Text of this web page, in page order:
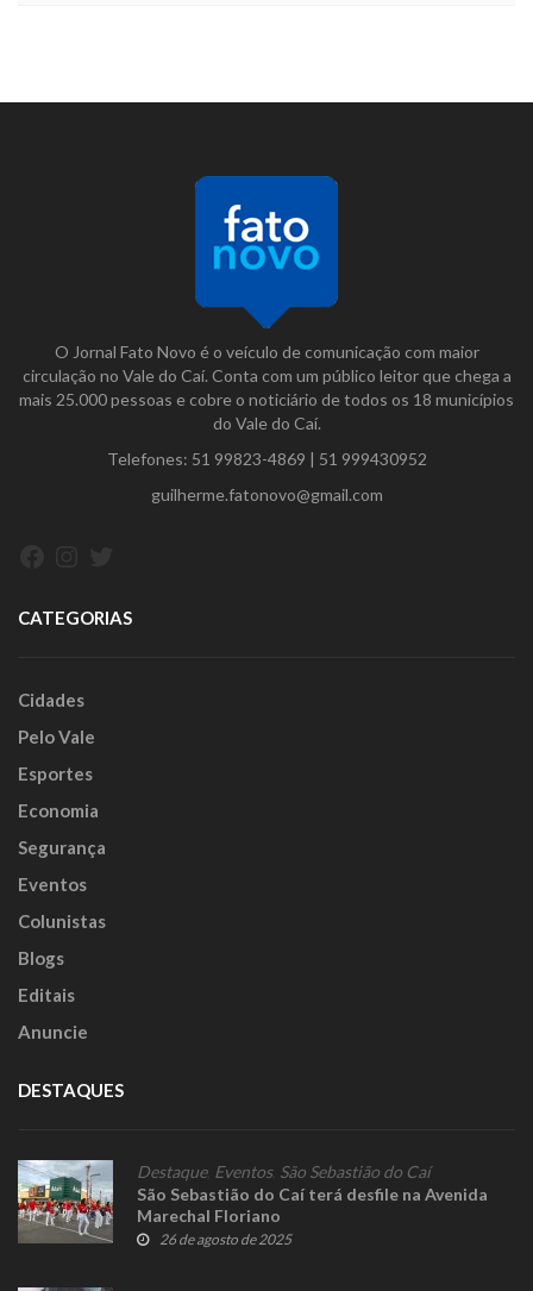
O Jornal Fato Novo é o veículo de comunicação com maior
circulação no Vale do Caí. Conta com um público leitor que chega a
mais 25.000 pessoas e cobre o noticiário de todos os 18 municípios
do Vale do Caí.
Telefones: 51 99823-4869 | 51 999430952
guilherme.fatonovo@gmail.com
CATEGORIAS
Cidades
Pelo Vale
Esportes
Economia
Segurança
Eventos
Colunistas
Blogs
Editais
Anuncie
DESTAQUES
Destaque, Eventos, São Sebastião do Caí
São Sebastião do Caí terá desfile na Avenida
Marechal Floriano
26 de agosto de 2025